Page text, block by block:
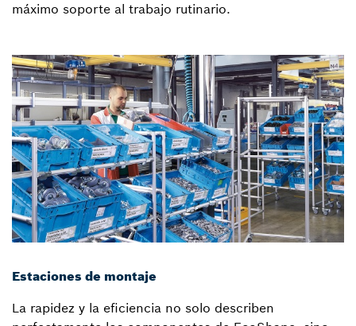
máximo soporte al trabajo rutinario.
Estaciones de montaje
La rapidez y la eficiencia no solo describen